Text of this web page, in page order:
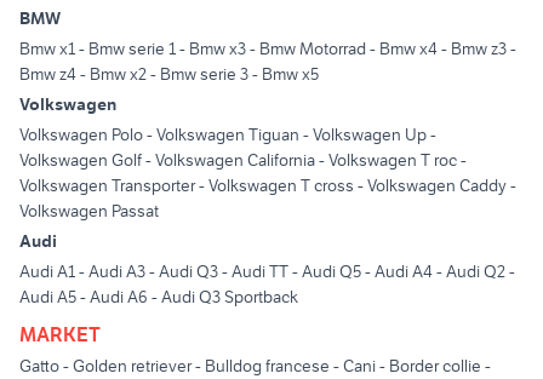
BMW
Bmw x1- Bmw serie 1- Bmw x3- Bmw Motorrad - Bmw x4- Bmw z3-
Bmw z4- Bmw x2- Bmw serie 3- Bmw x5
Volkswagen
Volkswagen Polo-Volkswagen Tiguan -Volkswagen Up-
Volkswagen Golf-Volkswagen California-Volkswagen T roc-
Volkswagen Transporter-Volkswagen T cross -Volkswagen Caddy-
Volkswagen Passat
Audi
Audi A1-Audi A3-Audi Q3-Audi TT-Audi Q5-Audi A4-Audi Q2-
Audi A5-Audi A6 -Audi Q3 Sportback
MARKET
Gatto-Golden retriever- Bulldog francese -Cani- Border collie -